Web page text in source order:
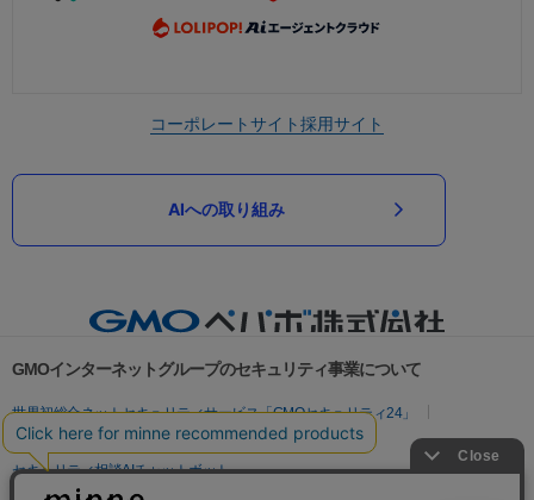
コーポレートサイト採用サイト
AIへの取り組み
GMOインターネットグループのセキュリティ事業について
世界初総合ネットセキュリティサービス「GMOセキュリティ24」
パスワード漏洩診断
Webサイトリスク診断
セキュリティ相談AIチャットボット